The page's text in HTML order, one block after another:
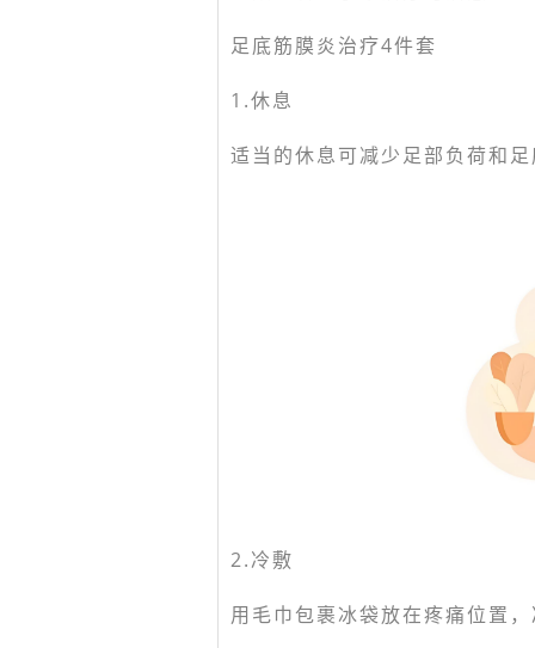
足底筋膜炎治疗4件套
1.休息
适当的休息可减少足部负荷和
2.冷敷
用毛巾包裹冰袋放在疼痛位置